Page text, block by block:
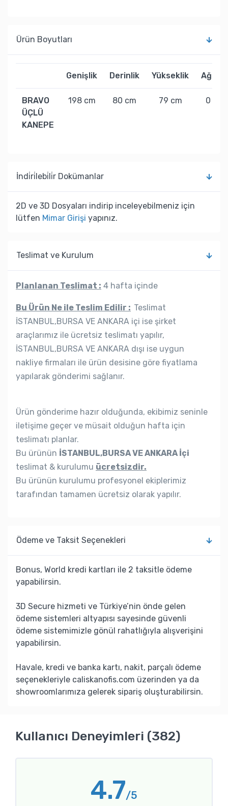
Ürün Boyutları
Genişlik Derinlik Yükseklik Ağırlık
BRAVO
ÜÇLÜ
KANEPE
198 cm 80 cm 79 cm 0 kg
İndi̇ri̇lebi̇li̇r Dokümanlar
2D ve 3D Dosyaları indirip inceleyebilmeniz için
lütfen Mimar Girişi yapınız.
Teslimat ve Kurulum
Planlanan Teslimat : 4 hafta içinde
Bu Ürün Ne ile Teslim Edilir : Teslimat
İSTANBUL,BURSA VE ANKARA içi ise şirket
araçlarımız ile ücretsiz teslimatı yapılır,
İSTANBUL,BURSA VE ANKARA dışı ise uygun
nakliye firmaları ile ürün desisine göre fiyatlama
yapılarak gönderimi sağlanır.
Ürün gönderime hazır olduğunda, ekibimiz seninle
iletişime geçer ve müsait olduğun hafta için
teslimatı planlar.
Bu ürünün İSTANBUL,BURSA VE ANKARA İçi
teslimat & kurulumu ücretsizdir.
Bu ürünün kurulumu profesyonel ekiplerimiz
tarafından tamamen ücretsiz olarak yapılır.
Ödeme ve Taksit Seçenekleri
Bonus, World kredi kartları ile 2 taksitle ödeme
yapabilirsin.
3D Secure hizmeti ve Türkiye’nin önde gelen
ödeme sistemleri altyapısı sayesinde güvenli
ödeme sistemimizle gönül rahatlığıyla alışverişini
yapabilirsin.
Havale, kredi ve banka kartı, nakit, parçalı ödeme
seçenekleriyle caliskanofis.com üzerinden ya da
showroomlarımıza gelerek sipariş oluşturabilirsin.
Kullanıcı Deneyimleri (382)
4.7/5